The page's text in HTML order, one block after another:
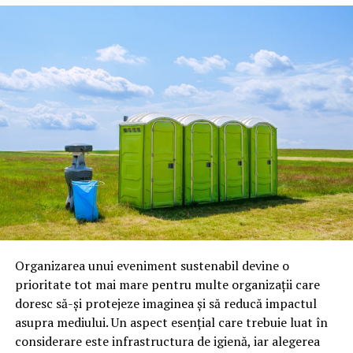
uleiuri pentru motoare pe benzină;
uleiuri pentru motoare diesel;
uleiuri pentru transmisii;
lichide de frână;
antigel;
lubrifianți industriali;
produse speciale pentru competiții.
Astăzi, brandul este apreciat în special pentru
tehnologiile proprii și pentru numărul mare de aprobări
OEM.
Ce înseamnă Ravenol VMP?
DenumireaVMPidentifică o gamă de uleiuri dezvoltate
Organizarea unui eveniment sustenabil devine o
prioritate tot mai mare pentru multe organizații care
doresc să-și protejeze imaginea și să reducă impactul
asupra mediului. Un aspect esențial care trebuie luat în
considerare este infrastructura de igienă, iar alegerea